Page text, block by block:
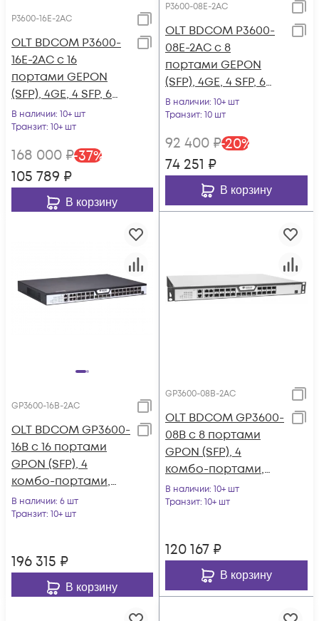
P3600-16E-2AC
OLT BDCOM P3600-
16E-2AC с 16
портами GEPON
(SFP), 4GE, 4 SFP, 6
SFP+, 2*AC
В наличии: 10+ шт
Транзит: 10+ шт
168 000 ₽-37%
105 789 ₽
В корзину
P3600-08E-2AC
OLT BDCOM P3600-
08E-2AC с 8
портами GEPON
(SFP), 4GE, 4 SFP, 6
SFP+, 2*AC
В наличии: 10+ шт
Транзит: 10 шт
92 400 ₽-20%
74 251 ₽
В корзину
GP3600-16B-2AC
OLT BDCOM GP3600-
16B с 16 портами
GPON (SFP), 4
комбо-портами,
4хSFP, 4 SFP+, 2 БП
АC
В наличии: 6 шт
Транзит: 10+ шт
196 315 ₽
В корзину
GP3600-08B-2AC
OLT BDCOM GP3600-
08B с 8 портами
GPON (SFP), 4
комбо-портами,
4хSFP, 4 SFP+, 2 БП АC
В наличии: 10+ шт
Транзит: 10+ шт
120 167 ₽
В корзину